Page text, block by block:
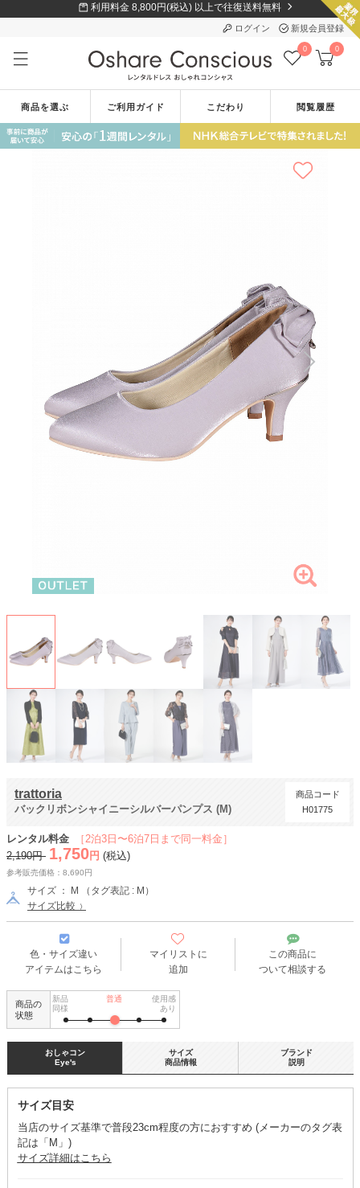
利用料金 8,800円(税込) 以上で往復送料無料
ログイン 新規会員登録
0 0
商品を選ぶ ご利用ガイド こだわり 閲覧履歴
trattoria
バックリボンシャイニーシルバーパンプス (M)
商品コード
H01775
［2泊3日〜6泊7日まで同一料金］
レンタル料金
2,190円 1,750 円 (税込)
参考販売価格：8,690円
サイズ ： M （タグ表記 : M）
サイズ比較
色・サイズ違い
アイテムはこちら
マイリストに
追加
この商品に
ついて相談する
商品の
状態
新品
同様
普通
使用感
あり
おしゃコン
Eye's
サイズ目安
当店のサイズ基準で普段23cm程度の方におすすめ (メーカーのタグ表
記は「M」)
サイズ詳細はこちら
サイズ
商品情報
ブランド
説明